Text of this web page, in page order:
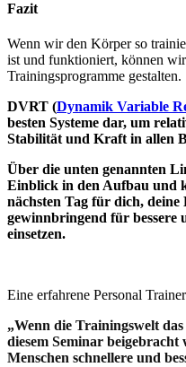
Fazit
Wenn wir den Körper so
ist und funktioniert, können
Trainingsprogramme gestalten.
DVRT (Dynamik Variable
besten Systeme dar, um
Stabilität und Kraft in allen
Über die unten genannten
Einblick in den Aufbau und
nächsten Tag für dich, deine
gewinnbringend für bessere
einsetzen.
Eine erfahrene Personal
„Wenn die Trainingswelt
diesem Seminar
Menschen schnellere und